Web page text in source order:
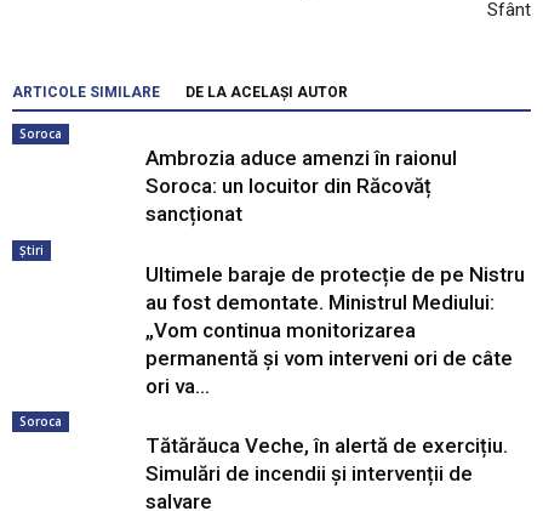
Sfânt
ARTICOLE SIMILARE DE LA ACELAȘI AUTOR
Soroca
Ambrozia aduce amenzi în raionul
Soroca: un locuitor din Răcovăț
sancționat
Știri
Ultimele baraje de protecție de pe Nistru
au fost demontate. Ministrul Mediului:
„Vom continua monitorizarea
permanentă și vom interveni ori de câte
ori va...
Soroca
Tătărăuca Veche, în alertă de exercițiu.
Simulări de incendii și intervenții de
salvare